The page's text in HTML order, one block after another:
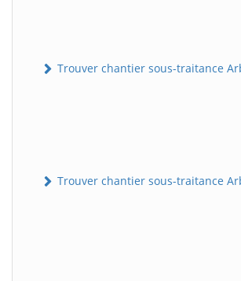
Trouver chantier sous-traitance
Trouver chantier sous-traitance